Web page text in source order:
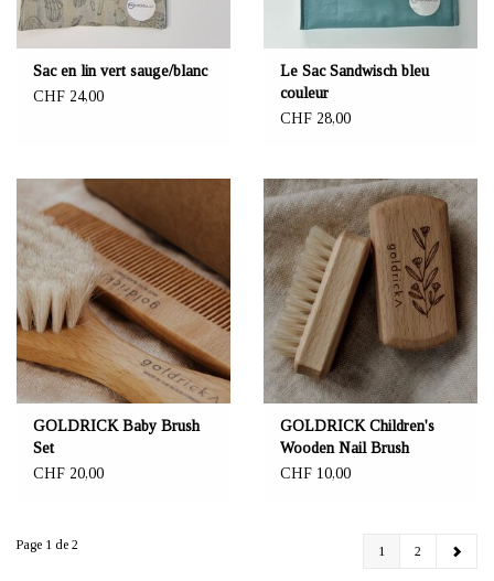
Sac en lin vert sauge/blanc
CHF 24,00
Le Sac Sandwisch bleu
couleur
CHF 28,00
GOLDRICK Baby Brush
Set
CHF 20,00
GOLDRICK Children's
Wooden Nail Brush
CHF 10,00
Page 1 de 2 1 2